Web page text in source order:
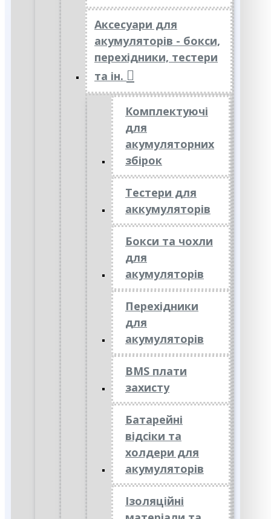
Аксесуари для
акумуляторів - бокси,
перехідники, тестери
та ін.
Комплектуючі
для
акумуляторних
збірок
Тестери для
аккумуляторів
Бокси та чохли
для
акумуляторів
Перехідники
для
акумуляторів
BMS плати
захисту
Батарейні
відсіки та
холдери для
акумуляторів
Ізоляційні